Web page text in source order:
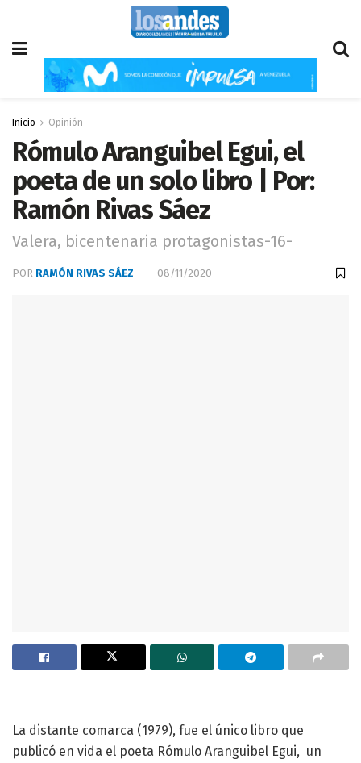
Inicio Opinión
Rómulo Aranguibel Egui, el
poeta de un solo libro | Por:
Ramón Rivas Sáez
Valera, bicentenaria protagonistas-16-
POR RAMÓN RIVAS SÁEZ 08/11/2020
La distante comarca (1979), fue el único libro que
publicó en vida el poeta Rómulo Aranguibel Egui, un